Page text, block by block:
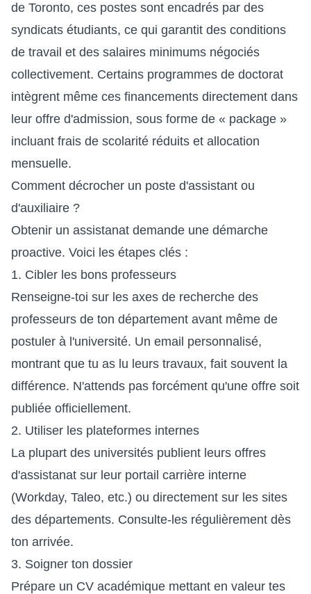
de Toronto, ces postes sont encadrés par des
syndicats étudiants, ce qui garantit des conditions
de travail et des salaires minimums négociés
collectivement. Certains programmes de doctorat
intègrent même ces financements directement dans
leur offre d'admission, sous forme de « package »
incluant frais de scolarité réduits et allocation
mensuelle.
Comment décrocher un poste d'assistant ou
d'auxiliaire ?
Obtenir un assistanat demande une démarche
proactive. Voici les étapes clés :
1. Cibler les bons professeurs
Renseigne-toi sur les axes de recherche des
professeurs de ton département avant même de
postuler à l'université. Un email personnalisé,
montrant que tu as lu leurs travaux, fait souvent la
différence. N'attends pas forcément qu'une offre soit
publiée officiellement.
2. Utiliser les plateformes internes
La plupart des universités publient leurs offres
d'assistanat sur leur portail carrière interne
(Workday, Taleo, etc.) ou directement sur les sites
des départements. Consulte-les régulièrement dès
ton arrivée.
3. Soigner ton dossier
Prépare un CV académique mettant en valeur tes